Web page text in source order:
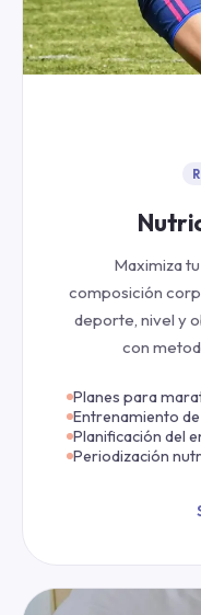
Maximiza
composición
deporte, nivel y
con
Planes para
Entrenamiento
Planificación del
Periodización